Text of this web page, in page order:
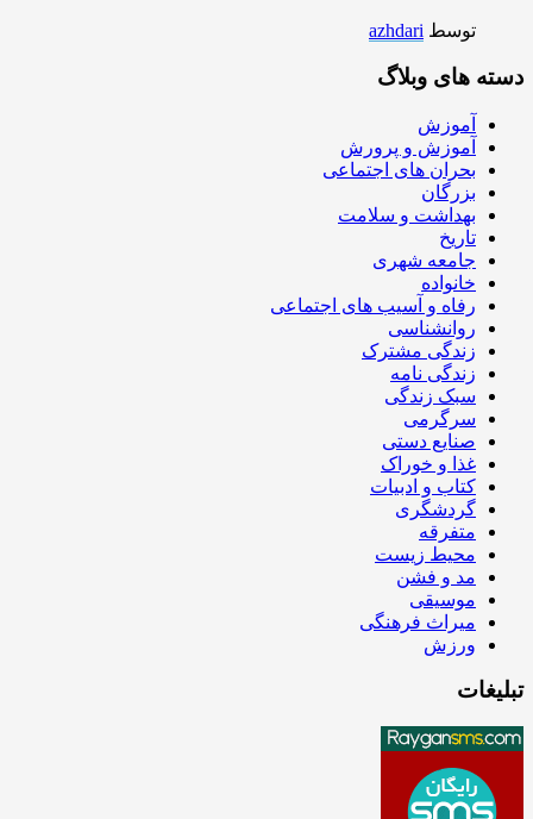
توسط azhdari
دسته های وبلاگ
آموزش
آموزش و پرورش
بحران های اجتماعی
بزرگان
بهداشت و سلامت
تاریخ
جامعه شهری
خانواده
رفاه و آسیب های اجتماعی
روانشناسی
زندگی مشترک
زندگی نامه
سبک زندگی
سرگرمی
صنایع دستی
غذا و خوراک
کتاب و ادبیات
گردشگری
متفرقه
محیط زیست
مد و فشن
موسیقی
میراث فرهنگی
ورزش
تبلیغات